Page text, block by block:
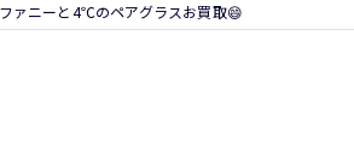
ァニーと4℃のペアグラスお買取😄